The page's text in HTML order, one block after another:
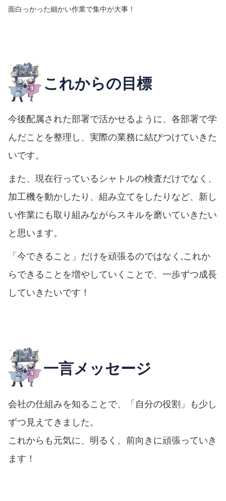
面白っかった 細かい作業で集中が大事！
これからの目標
今後配属された部署で活かせるように、各部署で学
んだことを整理し、実際の業務に結びつけていきた
いです。
また、現在行っているシャトルの検査だけでなく、
加工機を動かしたり、組み立てをしたりなど、新し
い作業にも取り組みながらスキルを磨いていきたい
と思います。
「今できること」だけを頑張るのではなく,これか
らできることを増やしていくことで、一歩ずつ成長
していきたいです！
一言メッセージ
会社の仕組みを知ることで、「自分の役割」も少し
ずつ見えてきました。
これからも元気に、明るく、前向きに頑張っていき
ます！